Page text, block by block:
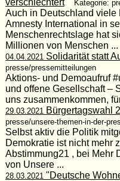
verschlechtert
Kategorie:
Auch in Deutschland viele
Amnesty International in
Menschenrechtslage hat
Millionen von Menschen ...
04.04.2021 Solidarität statt
presse/pressemitteilungen
Aktions- und Demoaufruf
und offene Gesellschaft –
uns zusammenkommen,
29.03.2021 Bürgertagswahl
presse/unsere-themen-in-der-
Selbst aktiv die Politik
Demokratie ist nicht mehr
Abstimmung21 , bei Mehr
von Unsere ...
28.03.2021 "Deutsche